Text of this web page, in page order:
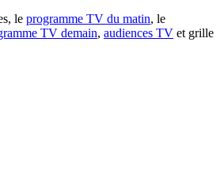
le programme TV du matin, le
TV demain, audiences TV et grille